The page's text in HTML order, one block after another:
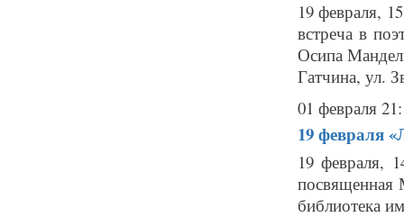
19 февраля,
встреча в
Осипа
Гатчина, ул.
01 февраля
19 февраля
19 февраля,
посвященная
библиотека